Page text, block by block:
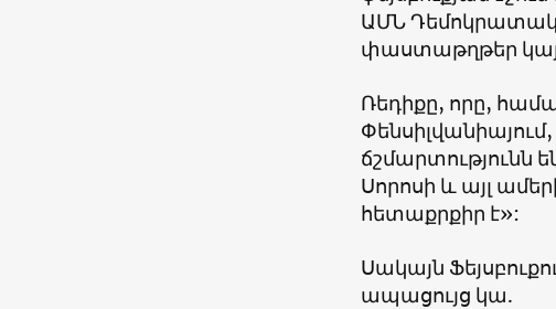
ԱՄՆ
փաստաթղթեր
Ռեդիքը, որը,
ճշմարտությունն
Սորոսի և այլ
հետաքրքիր է»:
Սակայն
ապացույց կա.